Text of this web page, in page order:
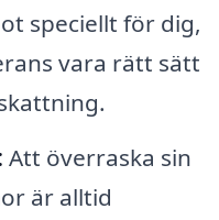
speciellt för dig,
vara rätt sätt
Att överraska sin
är alltid